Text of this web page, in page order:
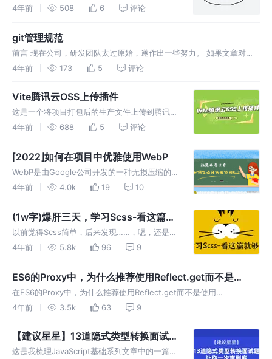
如果文章对你有帮助的话， 记得一键三连哟 。
4年前 508 6 评论
git管理规范
前言 现在公司，研发团队太过原始，遂作出一些努力。 如果文章对你
有帮助的话，记得一键三连哟。有问题和疑惑的话也可以在评论区留
话，也恳请能够告
4年前 173 5 评论
Vite腾讯云OSS上传插件
这是一个将项目打包后的生产文件上传到腾讯云
OSS的 Vite Plugin，几乎零配置，简单易用。
4年前 688 5 评论
⌈2022⌋如何在项目中优雅使用WebP
WebP是由Google公司开发的一种无损压缩的
图片格式，可以大大压缩图片的大小，并且图片
4年前 4.0k 19 10
(1w字)爆肝三天，学习Scss-看这篇就
够了
以前觉得Scss简单，后来发现……，嗯，还是自
己太菜了，少年，如果你也还对Scss还抱有幻
的世界吧。
4年前 5.8k 96 9
ES6的Proxy中，为什么推荐使用Reflect.get而不是
target[key]？
在ES6的Proxy中，为什么推荐使用Reflect.get而不是使用
target[key]？它们有什么区别吗？我让我走进……
4年前 3.5k 63 9
【建议星星】13道隐式类型转换面试
题，让你一次爽到底
这是我梳理JavaScript基础系列文章中的一篇，